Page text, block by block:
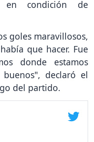
en condición de
goles maravillosos,
que hacer. Fue
donde estamos
declaró el
del partido.